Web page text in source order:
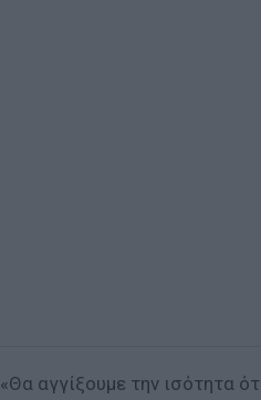
«Θα αγγίξουμε την ισότητα